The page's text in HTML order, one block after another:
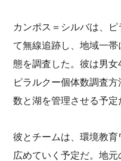
カンポス＝シルバは、
て無線追跡し、地域一
態を調査した。彼は男
ピラルクー個体数調査
数と湖を管理させる予定
彼とチームは、環境教
広めていく予定だ。地